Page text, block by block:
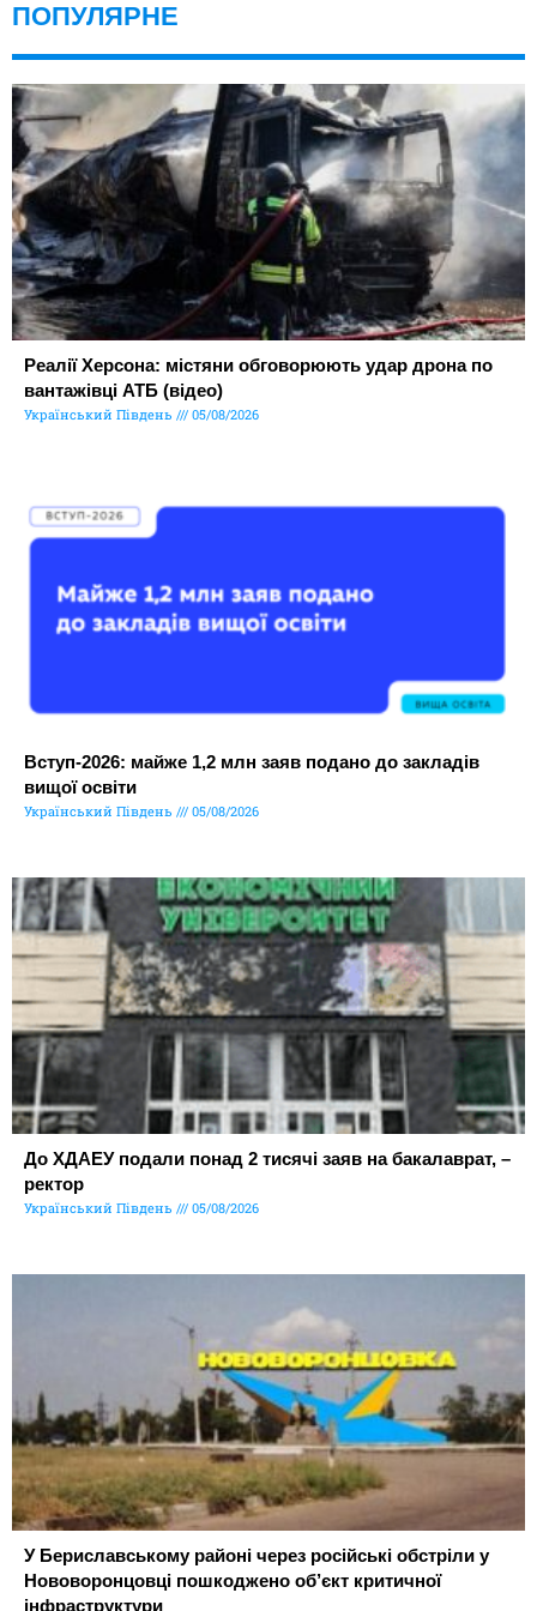
ПОПУЛЯРНЕ
Реалії Херсона: містяни обговорюють удар дрона по
вантажівці АТБ (відео)
Український Південь 05/08/2026
Вступ-2026: майже 1,2 млн заяв подано до закладів
вищої освіти
Український Південь 05/08/2026
До ХДАЕУ подали понад 2 тисячі заяв на бакалаврат, –
ректор
Український Південь 05/08/2026
У Бериславському районі через російські обстріли у
Нововоронцовці пошкоджено об’єкт критичної
інфраструктури